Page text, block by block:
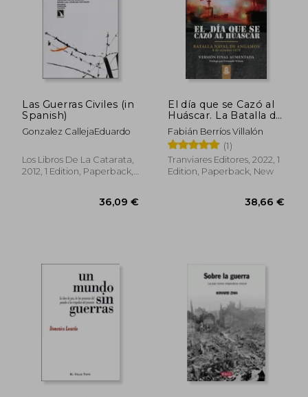
28,63 €
Las Guerras Civiles (in
Spanish)
Gonzalez CallejaEduardo
Los Libros De La Catarata,
2012, 1 Edition, Paperback,
El día que se Cazó al
Huáscar. La Batalla de
Angamos. Versión
Final (in Spanish)
Fabián Berríos Villalón
(1)
Tranviares Editores, 2022, 1
Edition, Paperback, New